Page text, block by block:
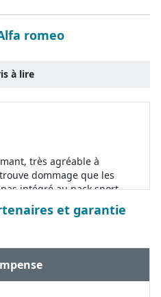
romeo
à lire
très agréable à
dommage que les
intégré au pack sport.
very pleasant to drive. On
that the paddles
integrated into the
et garantie